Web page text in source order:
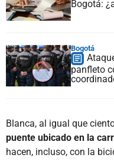
Bogotá:
Bogotá
panfleto
Blanca, al igual que
puente ubicado en la
hacen, incluso, con la